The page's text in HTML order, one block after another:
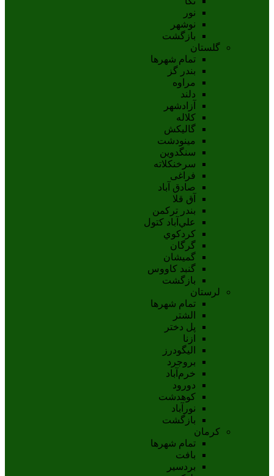
نور
نوشهر
بازگشت
گلستان
تمام شهر‌ها
بندر گز
مراوه
دلند
آزادشهر
کلاله
گالیکش
مینودشت
سنگدوین
سرخنکلاته
فراغی
صادق آباد
آق قلا
بندر ترکمن
علي‌آباد کتول
کردکوي
گرگان
گميشان
گنبد کاووس
بازگشت
لرستان
تمام شهر‌ها
الشتر
پل دختر
ازنا
اليگودرز
بروجرد
خرم‌آباد
دورود
کوهدشت
نورآباد
بازگشت
کرمان
تمام شهر‌ها
بافت
بردسیر